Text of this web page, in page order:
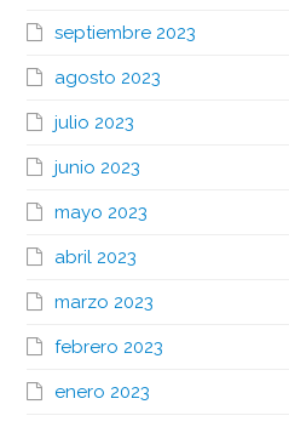
septiembre 2023
agosto 2023
julio 2023
junio 2023
mayo 2023
abril 2023
marzo 2023
febrero 2023
enero 2023